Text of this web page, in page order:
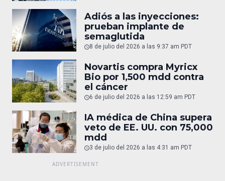
Adiós a las inyecciones:
prueban implante de
semaglutida
8 de julio del 2026 a las 9:37 am PDT
Novartis compra Myricx
Bio por 1,500 mdd contra
el cáncer
6 de julio del 2026 a las 12:59 am PDT
IA médica de China supera
veto de EE. UU. con 75,000
mdd
3 de julio del 2026 a las 4:31 am PDT